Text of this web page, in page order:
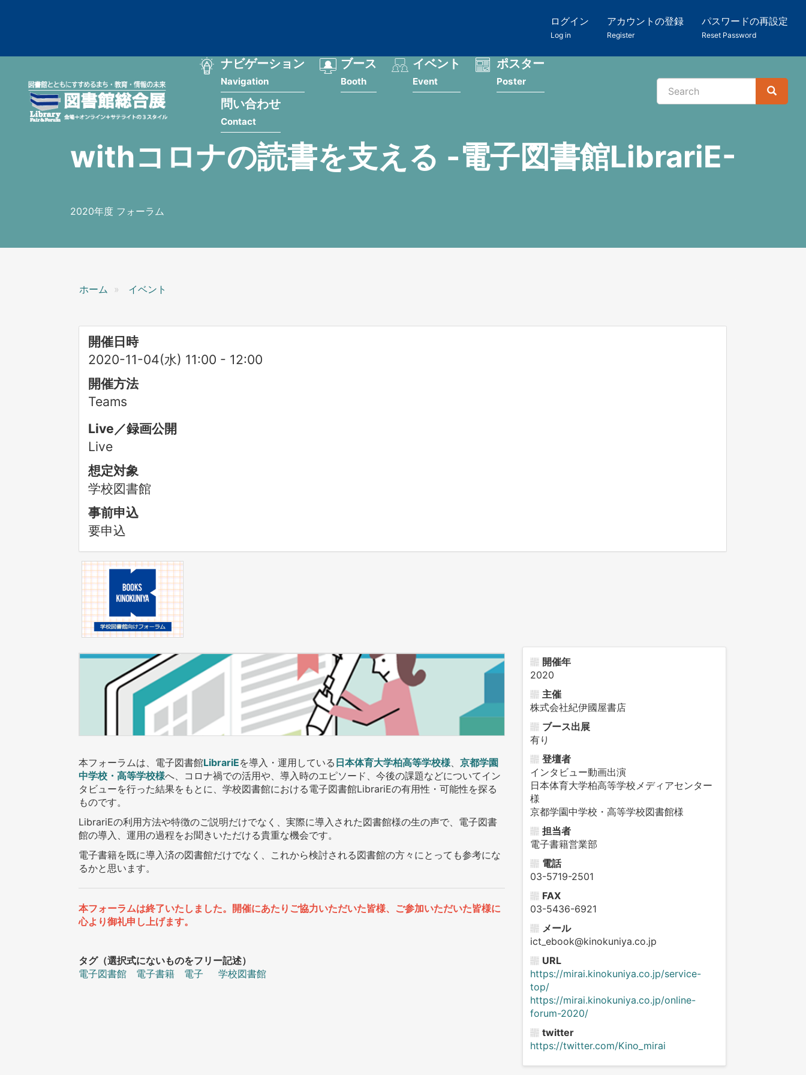
ン
ー
ザ
ログイン
Log in
アカウントの登録
Register
パスワードの再設定
Reset Password
メ
ナ
ビ
ョ
ナビゲーション
Navigation
ブース
Booth
イベント
Event
ポスター
Poster
問い合わせ
Contact
検
Search
Search
withコロナの読書を支える -電子図書館LibrariE-
2020年度 フォーラム
ホーム イベント
開催日時
2020-11-04(水) 11:00 - 12:00
開催方法
Teams
Live／録画公開
Live
想定対象
学校図書館
事前申込
要申込
本フォーラムは、電子図書館LibrariEを導入・運用している 日本体育大学柏高等学校様 、京都学園
中学校・高等学校様へ、コロナ禍での活用や、導入時のエピソード、今後の課題などについてイン
タビューを行った結果をもとに、学校図書館における電子図書館LibrariEの有用性・可能性を探る
ものです。
LibrariEの利用方法や特徴のご説明だけでなく、実際に導入された図書館様の生の声で、電子図書
館の導入、運用の過程をお聞きいただける貴重な機会です。
電子書籍を既に導入済の図書館だけでなく、これから検討される図書館の方々にとっても参考にな
るかと思います。
本フォーラムは終了いたしました。開催にあたりご協力いただいた皆様、ご参加いただいた皆様に
心より御礼申し上げます。
タグ（選択式にないものをフリー記述）
電子図書館 電子書籍 電子
学校図書館
開催年
2020
主催
株式会社紀伊國屋書店
ブース出展
有り
登壇者
インタビュー動画出演
日本体育大学柏高等学校メディアセンター
様
京都学園中学校・高等学校図書館様
担当者
電子書籍営業部
電話
03-5719-2501
FAX
03-5436-6921
メール
ict_ebook@kinokuniya.co.jp
URL
https://mirai.kinokuniya.co.jp/service-
top/
https://mirai.kinokuniya.co.jp/online-
forum-2020/
twitter
https://twitter.com/Kino_mirai